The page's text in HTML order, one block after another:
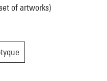
of artworks)